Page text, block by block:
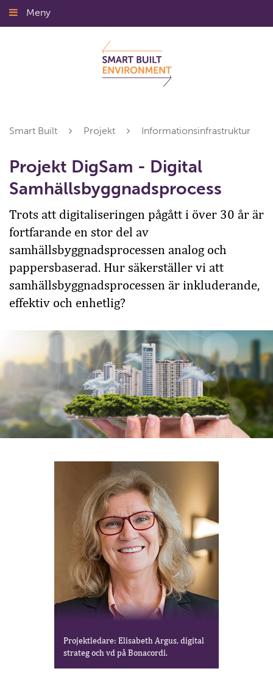
Gå
till
Meny
Smart Built Projekt Informationsinfrastruktur
Projekt DigSam - Digital
Samhällsbyggnadsprocess
Trots att digitaliseringen pågått i över 30 år är
fortfarande en stor del av
samhällsbyggnadsprocessen analog och
pappersbaserad. Hur säkerställer vi att
samhällsbyggnadsprocessen är inkluderande,
effektiv och enhetlig?
Projektledare: Elisabeth Argus, digital
strateg och vd på Bonacordi.